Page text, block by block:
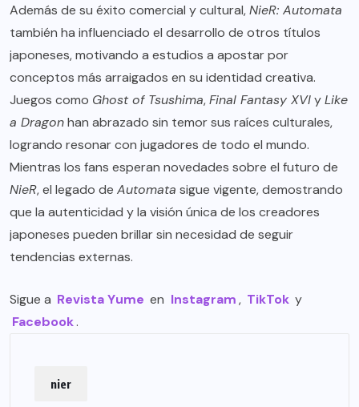
Además de su éxito comercial y cultural,NieR: Automata
también ha influenciado el desarrollo de otros títulos
japoneses, motivando a estudios a apostar por
conceptos más arraigados en su identidad creativa.
Juegos como Ghost of Tsushima,Final Fantasy XVIyLike
a Dragonhan abrazado sin temor sus raíces culturales,
logrando resonar con jugadores de todo el mundo.
Mientras los fans esperan novedades sobre el futuro de
NieR, el legado de Automata sigue vigente, demostrando
que la autenticidad y la visión única de los creadores
japoneses pueden brillar sin necesidad de seguir
tendencias externas.
Sigue a Revista Yume en Instagram, TikTok y
Facebook.
nier